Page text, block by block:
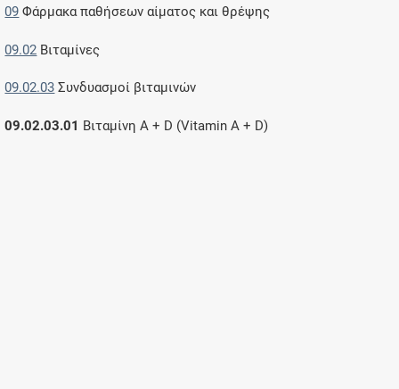
09 Φάρμακα παθήσεων αίματος και θρέψης
09.02 Βιταμίνες
09.02.03 Συνδυασμοί βιταμινών
09.02.03.01 Βιταμίνη A + D (Vitamin A + D)